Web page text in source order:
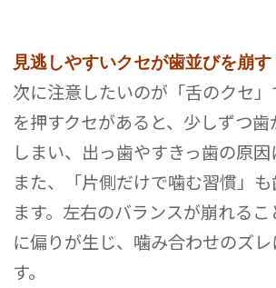
見逃しやすいクセが歯並びを崩す
次に注意したいのが「舌のクセ
を押すクセがあると、少しずつ
しまい、出っ歯やすきっ歯の原因
また、「片側だけで噛む習慣」
ます。左右のバランスが崩れる
に偏りが生じ、噛み合わせのズ
す。